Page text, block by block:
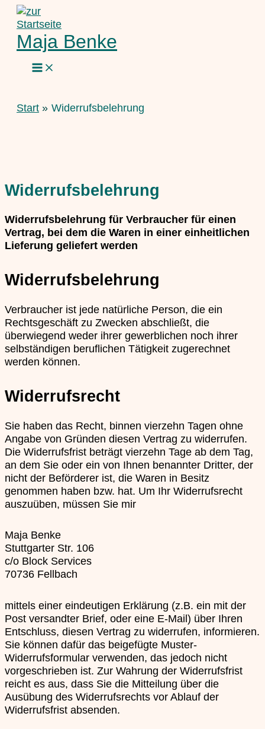
Zum
Inhalt
springen
Maja Benke
Start Widerrufsbelehrung
Widerrufsbelehrung
Widerrufsbelehrung für Verbraucher für einen
Vertrag, bei dem die Waren in einer einheitlichen
Lieferung geliefert werden
Widerrufsbelehrung
Verbraucher ist jede natürliche Person, die ein
Rechtsgeschäft zu Zwecken abschließt, die
überwiegend weder ihrer gewerblichen noch ihrer
selbständigen beruflichen Tätigkeit zugerechnet
werden können.
Widerrufsrecht
Sie haben das Recht, binnen vierzehn Tagen ohne
Angabe von Gründen diesen Vertrag zu widerrufen.
Die Widerrufsfrist beträgt vierzehn Tage ab dem Tag,
an dem Sie oder ein von Ihnen benannter Dritter, der
nicht der Beförderer ist, die Waren in Besitz
genommen haben bzw. hat. Um Ihr Widerrufsrecht
auszuüben, müssen Sie mir
Maja Benke
Stuttgarter Str. 106
c/o Block Services
70736 Fellbach
mittels einer eindeutigen Erklärung (z.B. ein mit der
Post versandter Brief, oder eine E-Mail) über Ihren
Entschluss, diesen Vertrag zu widerrufen, informieren.
Sie können dafür das beigefügte Muster-
Widerrufsformular verwenden, das jedoch nicht
vorgeschrieben ist. Zur Wahrung der Widerrufsfrist
reicht es aus, dass Sie die Mitteilung über die
Ausübung des Widerrufsrechts vor Ablauf der
Widerrufsfrist absenden.